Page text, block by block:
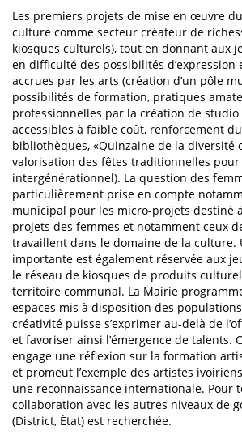
Les premiers projets de mise en œuvre
culture comme secteur créateur de
kiosques culturels), tout en donnant aux
en difficulté des possibilités d’expression
accrues par les arts (création d’un pôle
possibilités de formation, pratiques
professionnelles par la création de
accessibles à faible coût, renforcement
bibliothèques, «Quinzaine de la diversité
valorisation des fêtes traditionnelles
intergénérationnel). La question des
particulièrement prise en compte
municipal pour les micro-projets destiné
projets des femmes et notamment ceux
travaillent dans le domaine de la culture.
importante est également réservée aux
le réseau de kiosques de produits
territoire communal. La Mairie
espaces mis à disposition des
créativité puisse s’exprimer au-delà de
et favoriser ainsi l’émergence de talents.
engage une réflexion sur la formation
et promeut l’exemple des artistes
une reconnaissance internationale. Pour
collaboration avec les autres niveaux de
(District, État) est recherchée.